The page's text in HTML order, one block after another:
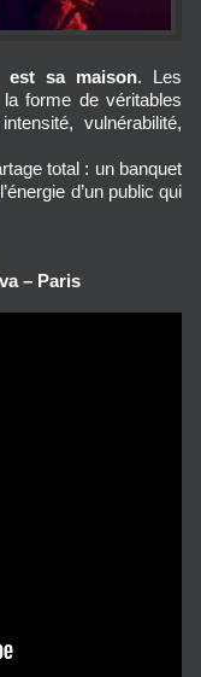
est sa maison. Les
vulnérabilité,
total : un banquet
d’un public qui
– Paris